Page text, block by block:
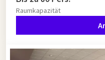
Raumkapazität